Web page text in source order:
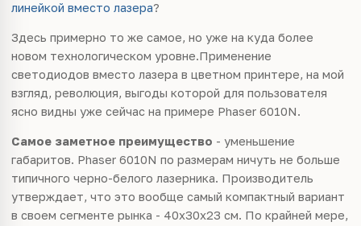
линейкой вместо лазера?
Здесь примерно то же самое, но уже на куда более
новом технологическом уровне.Применение
светодиодов вместо лазера в цветном принтере, на мой
взгляд, революция, выгоды которой для пользователя
ясно видны уже сейчас на примере Phaser 6010N.
Самое заметное преимущество - уменьшение
габаритов. Phaser 6010N по размерам ничуть не больше
типичного черно-белого лазерника. Производитель
утверждает, что это вообще самый компактный вариант
в своем сегменте рынка - 40х30х23 см. По крайней мере,